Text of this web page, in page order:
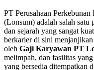
PT Perusahaan
(Lonsum) adalah salah satu
dan sejarah yang sangat
berkarier di sini
oleh Gaji Karyawan PT
melimpah, dan fasilitas
yang bersedia ditempatkan